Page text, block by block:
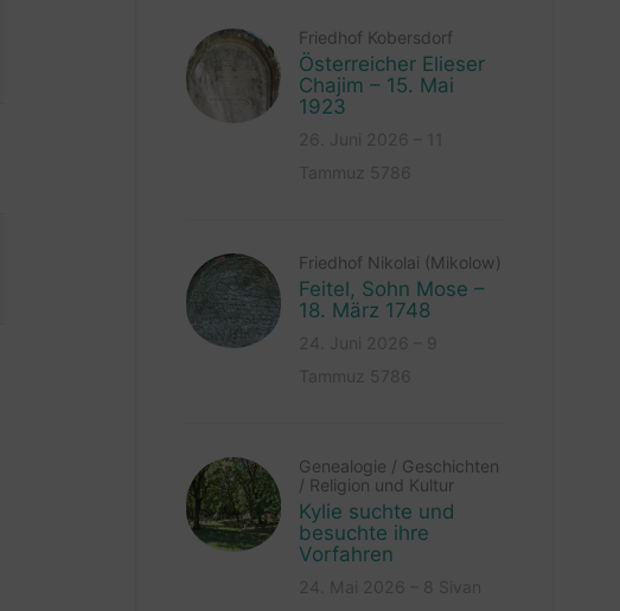
Friedhof Kobersdorf
Österreicher Elieser
Chajim – 15. Mai
1923
Friedhof Nikolai (Mikolow)
Feitel, Sohn Mose –
18. März 1748
Genealogie / Geschichten
/ Religion und Kultur
Kylie suchte und
besuchte ihre
Vorfahren